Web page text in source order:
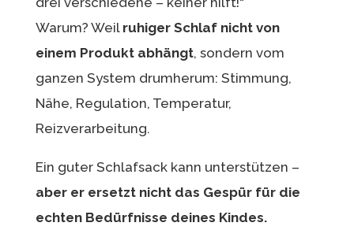
Warum? Weil ruhiger Schlaf nicht von
einem Produkt abhängt, sondern vom
ganzen System drumherum: Stimmung,
Nähe, Regulation, Temperatur,
Reizverarbeitung.
Ein guter Schlafsack kann unterstützen –
aber er ersetzt nicht das Gespür für die
echten Bedürfnisse deines Kindes.